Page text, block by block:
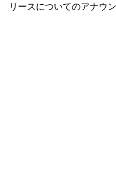
リースについてのアナウ